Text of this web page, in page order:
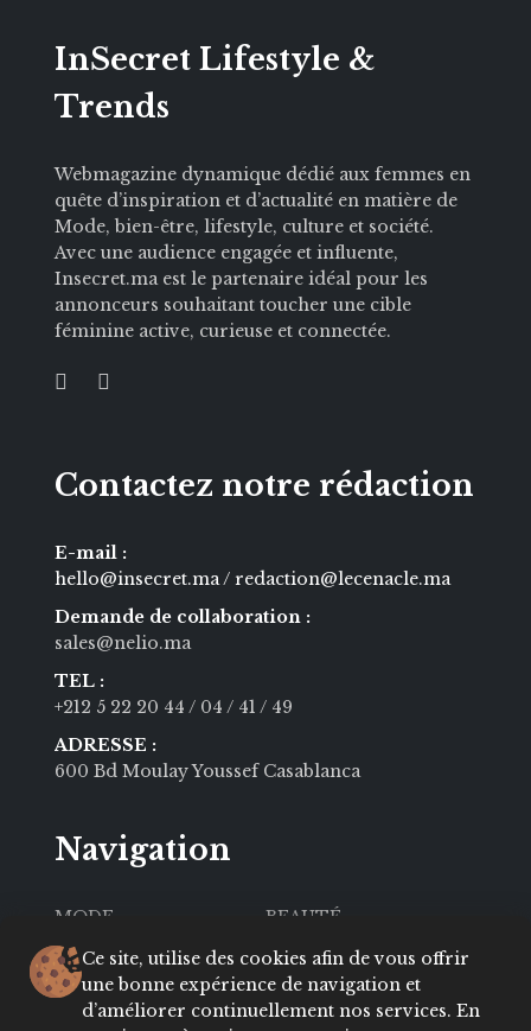
Ce site, utilise des cookies afin de vous offrir
une bonne expérience de navigation et
d’améliorer continuellement nos services. En
InSecret Lifestyle &
Trends
Webmagazine dynamique dédié aux femmes en
quête d’inspiration et d’actualité en matière de
Mode, bien-être, lifestyle, culture et société.
Avec une audience engagée et influente,
Insecret.ma est le partenaire idéal pour les
annonceurs souhaitant toucher une cible
féminine active, curieuse et connectée.
Contactez notre rédaction
E-mail :
hello@insecret.ma / redaction@lecenacle.ma
Demande de collaboration :
sales@nelio.ma
TEL :
+212 5 22 20 44 / 04 / 41 / 49
ADRESSE :
600 Bd Moulay Youssef Casablanca
Navigation
MODE
BEAUTÉ
SOCIÉTÉ
CULTURE
VIE PRIVÉE
LIFESTYLE